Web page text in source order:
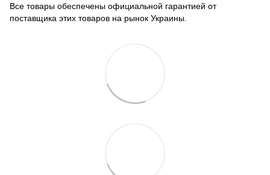
Все товары обеспечены официальной гарантией от
поставщика этих товаров на рынок Украины.